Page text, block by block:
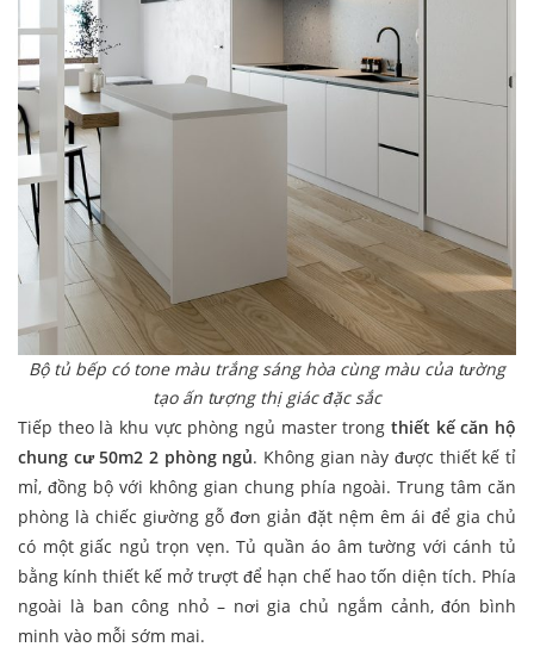
Bộ tủ bếp có tone màu trắng sáng hòa cùng màu của tường
tạo ấn tượng thị giác đặc sắc
Tiếp theo là khu vực phòng ngủ master trong thiết kế căn hộ
chung cư 50m2 2 phòng ngủ. Không gian này được thiết kế tỉ
mỉ, đồng bộ với không gian chung phía ngoài. Trung tâm căn
phòng là chiếc giường gỗ đơn giản đặt nệm êm ái để gia chủ
có một giấc ngủ trọn vẹn. Tủ quần áo âm tường với cánh tủ
bằng kính thiết kế mở trượt để hạn chế hao tốn diện tích. Phía
ngoài là ban công nhỏ – nơi gia chủ ngắm cảnh, đón bình
minh vào mỗi sớm mai.